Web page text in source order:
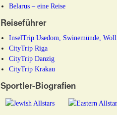
Belarus – eine Reise
Reiseführer
InselTrip Usedom, Swinemünde,
CityTrip Riga
CityTrip Danzig
CityTrip Krakau
Sportler-Biografien